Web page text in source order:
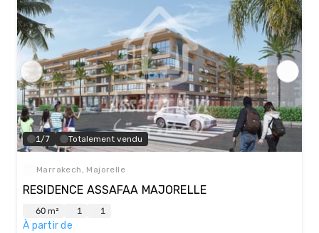
1/7 Totalement vendu
Marrakech, Majorelle
RESIDENCE ASSAFAA MAJORELLE
60 m² 1 1
À partir de